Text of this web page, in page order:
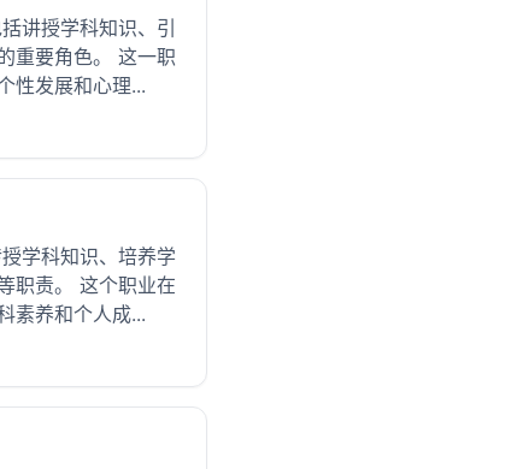
讲授学科知识、引
重要角色。 这一职
性发展和心理...
学科知识、培养学
职责。 这个职业在
素养和个人成...